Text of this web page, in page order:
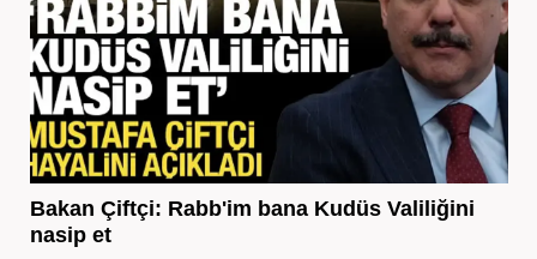
Bakan Çiftçi: Rabb'im bana Kudüs Valiliğini
nasip et